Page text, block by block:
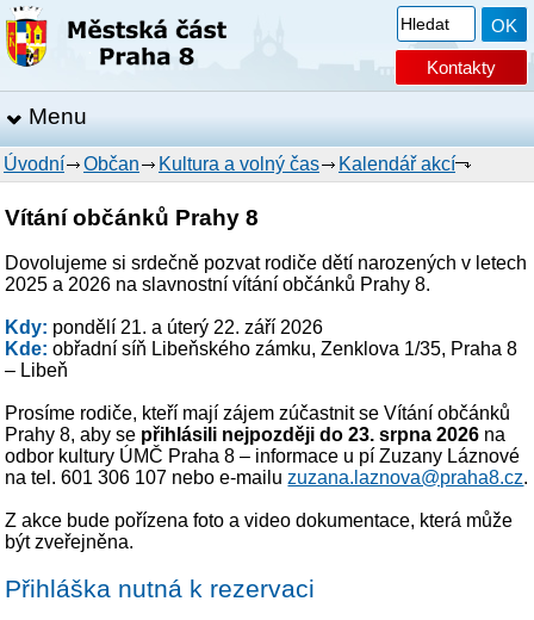
Kontakty
Menu
Úvodní Občan Kultura a volný čas Kalendář akcí
Vítání občánků Prahy 8
Dovolujeme si srdečně pozvat rodiče dětí narozených v letech
2025 a 2026 na slavnostní vítání občánků Prahy 8.
Kdy: pondělí 21. a úterý 22. září 2026
Kde: obřadní síň Libeňského zámku, Zenklova 1/35, Praha 8
– Libeň
Prosíme rodiče, kteří mají zájem zúčastnit se Vítání občánků
Prahy 8, aby se přihlásili nejpozději do 23. srpna 2026 na
odbor kultury ÚMČ Praha 8 – informace u pí Zuzany Láznové
na tel. 601 306 107 nebo e-mailuzuzana.laznova@praha8.cz.
Z akce bude pořízena foto a video dokumentace, která může
být zveřejněna.
Přihláška nutná k rezervaci